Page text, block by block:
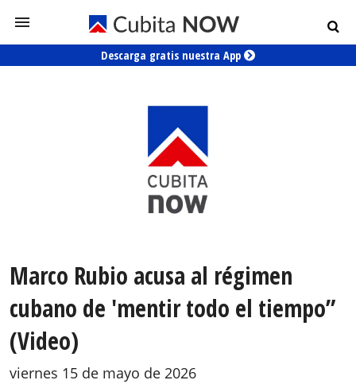
Descarga gratis nuestra App
Marco Rubio acusa al régimen
cubano de 'mentir todo el tiempo”
(Video)
viernes 15 de mayo de 2026